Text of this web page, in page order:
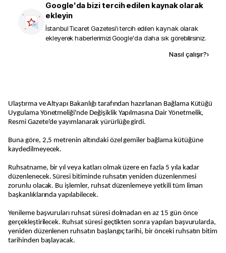
Google'da bizi tercih edilen kaynak olarak
ekleyin
İstanbul Ticaret Gazetesi'i tercih edilen kaynak olarak
ekleyerek haberlerimizi Google'da daha sık görebilirsiniz.
Nasıl çalışır?›
Ulaştırma ve Altyapı Bakanlığı tarafından hazırlanan Bağlama Kütüğü
Uygulama Yönetmeliği'nde Değişiklik Yapılmasına Dair Yönetmelik,
Resmi Gazete'de yayımlanarak yürürlüğe girdi.
Buna göre, 2,5 metrenin altındaki özel gemiler bağlama kütüğüne
kaydedilmeyecek.
Ruhsatname, bir yıl veya katları olmak üzere en fazla 5 yıla kadar
düzenlenecek. Süresi bitiminde ruhsatın yeniden düzenlenmesi
zorunlu olacak. Bu işlemler, ruhsat düzenlemeye yetkili tüm liman
başkanlıklarında yapılabilecek.
Yenileme başvuruları ruhsat süresi dolmadan en az 15 gün önce
gerçekleştirilecek. Ruhsat süresi geçtikten sonra yapılan başvurularda,
yeniden düzenlenen ruhsatın başlangıç tarihi, bir önceki ruhsatın bitim
tarihinden başlayacak.